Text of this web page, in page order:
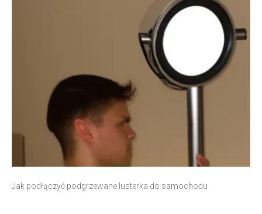
Jak podłączyć podgrzewane lusterka do samochodu